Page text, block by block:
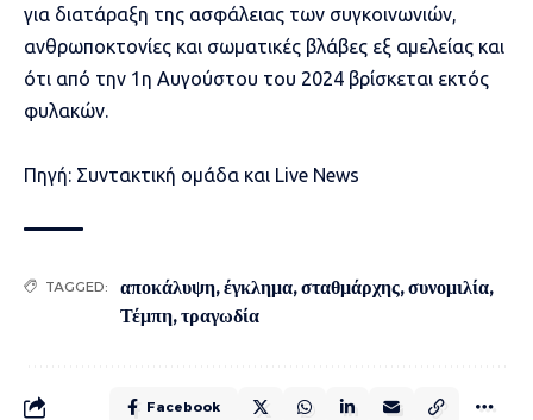
για διατάραξη της ασφάλειας των συγκοινωνιών,
ανθρωποκτονίες και σωματικές βλάβες εξ αμελείας και
ότι από την 1η Αυγούστου του 2024 βρίσκεται εκτός
φυλακών.
Πηγή: Συντακτική ομάδα και Live News
TAGGED: αποκάλυψη,έγκλημα,σταθμάρχης,συνομιλία,
Τέμπη,τραγωδία
Facebook